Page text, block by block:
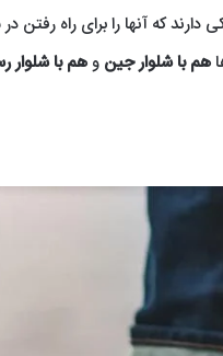
که آنها را برای راه رفتن
هم با شلوار جین وهم با شلوار